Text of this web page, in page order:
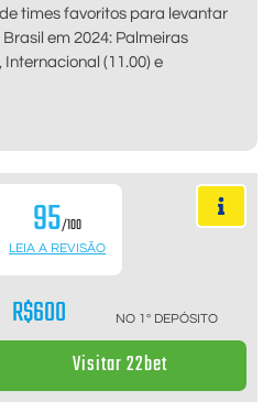
times favoritos para levantar
em 2024: Palmeiras
Internacional (11.00) e
95/100
LEIA A REVISÃO
R$600 NO 1º DEPÓSITO
Visitar 22bet